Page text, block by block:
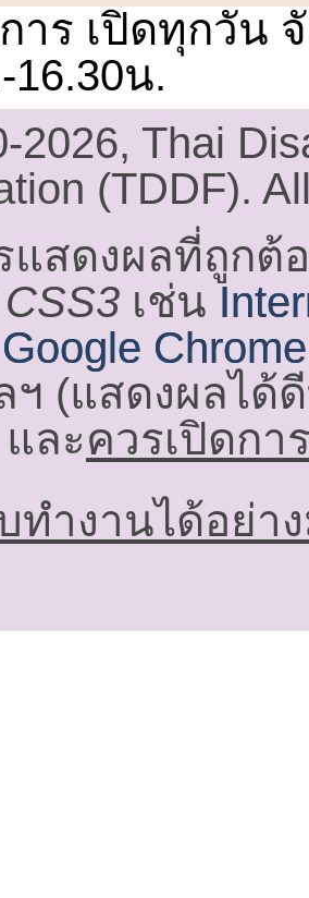
าร เปิดทุกวัน
16.30น.
2026, Thai
(TDDF).
แสดงผลที่ถูกต้
เช่น
Google
ฯ (แสดงผลได้
ละควรเปิดกา
ทำงานได้อย่า